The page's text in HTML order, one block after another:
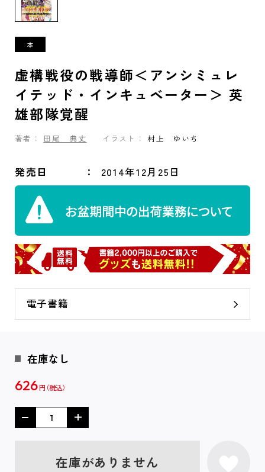
虚構戦役の戦導師＜アンシミュレ
イテッド・インキュベーター＞ 英
雄部隊覚醒
著者： 田尾 典丈 イラスト： 村上 ゆいち
発売日 2014年12月25日
電子書籍
在庫なし
626 円
在庫がありません